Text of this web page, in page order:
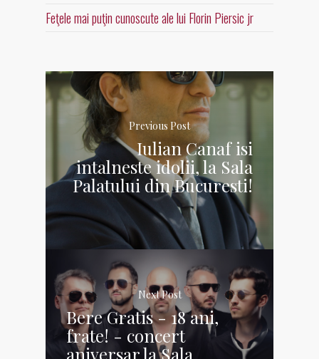
Feţele mai puţin cunoscute ale lui Florin Piersic jr
Previous Post
Iulian Canaf isi
intalneste idolii, la Sala
Palatului din Bucuresti!
Next Post
Bere Gratis - 18 ani,
frate! - concert
aniversar la Sala